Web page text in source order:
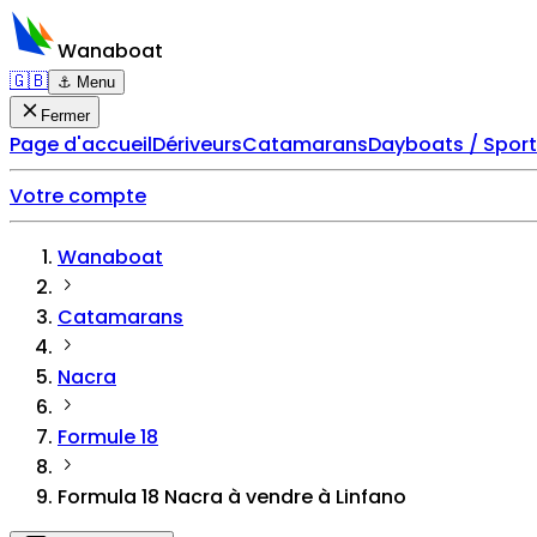
Wanaboat
🇬🇧 ⚓ Menu
Fermer
Page d'accueilDériveursCatamaransDayboats /
Votre compte
Wanaboat
Catamarans
Nacra
Formule 18
Formula 18 Nacra à vendre à Linfano